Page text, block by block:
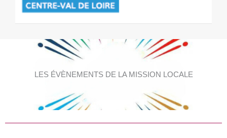
LES ÉVÈNEMENTS DE LA MISSION LOCALE